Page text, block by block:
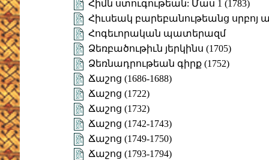
Հիմն ստուգութեան: Մաս 1 (1783)
Հիւսեակ բարեբանութեանց սրբոյ
Հոգեւորական պատերազմ
Ձեռբածութիւն յերկինս (1705)
Ձեռնադրութեան գիրք (1752)
Ճաշոց (1686-1688)
Ճաշոց (1722)
Ճաշոց (1732)
Ճաշոց (1742-1743)
Ճաշոց (1749-1750)
Ճաշոց (1793-1794)